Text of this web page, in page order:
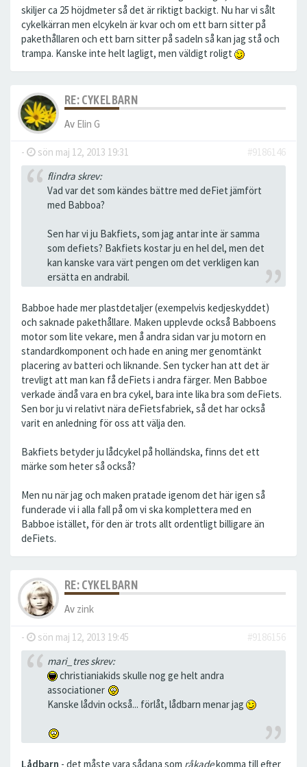
skiljer ca 25 höjdmeter så det är riktigt backigt. Nu har vi sålt
cykelkärran men elcykeln är kvar och om ett barn sitter på
pakethållaren och ett barn sitter på sadeln så kan jag stå och
trampa. Kanske inte helt lagligt, men väldigt roligt
RE: CYKELBARN
Av Elin G
- sön maj 12, 2013 19:31
#9186146
flindra skrev:
Vad var det som kändes bättre med deFiet jämfört
med Babboa?
Sen har vi ju Bakfiets, som jag antar inte är samma
som defiets? Bakfiets kostar ju en hel del, men det
kan kanske vara värt pengen om det verkligen kan
ersätta en andrabil.
Babboe hade mer plastdetaljer (exempelvis kedjeskyddet)
och saknade pakethållare. Maken upplevde också Babboens
motor som lite vekare, men å andra sidan var ju motorn en
standardkomponent och hade en aning mer genomtänkt
placering av batteri och liknande. Sen tycker han att det är
trevligt att man kan få deFiets i andra färger. Men Babboe
verkade ändå vara en bra cykel, bara inte lika bra som deFiets.
Sen bor ju vi relativt nära deFietsfabriek, så det har också
varit en anledning för oss att välja den.
Bakfiets betyder ju lådcykel på holländska, finns det ett
märke som heter så också?
Men nu när jag och maken pratade igenom det här igen så
funderade vi i alla fall på om vi ska komplettera med en
Babboe istället, för den är trots allt ordentligt billigare än
deFiets.
RE: CYKELBARN
Av zink
- sön maj 12, 2013 19:45
#9186156
mari_tres skrev:
christianiakids skulle nog ge helt andra
associationer
Kanske lådvin också... förlåt, lådbarn menar jag
Lådbarn - det måste vara sådana som råkadekomma till efter